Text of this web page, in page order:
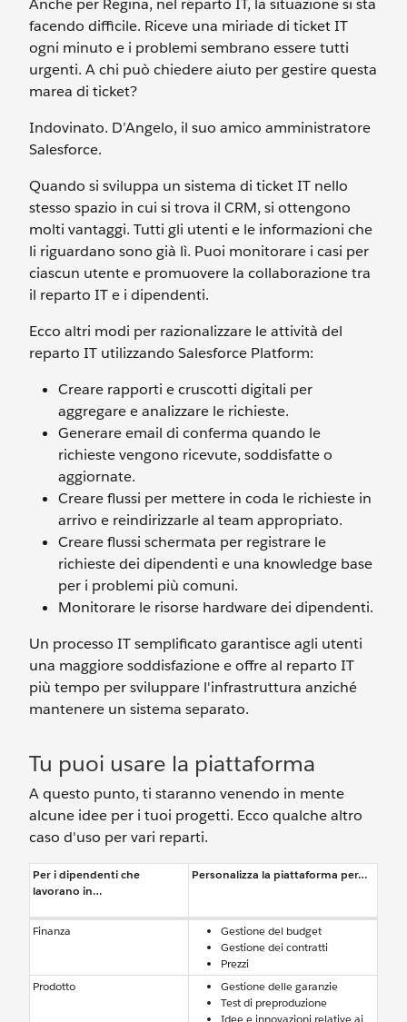
Anche per Regina, nel reparto IT, la situazione si sta
facendo difficile. Riceve una miriade di ticket IT
ogni minuto e i problemi sembrano essere tutti
urgenti. A chi può chiedere aiuto per gestire questa
marea di ticket?
Indovinato. D’Angelo, il suo amico amministratore
Salesforce.
Quando si sviluppa un sistema di ticket IT nello
stesso spazio in cui si trova il CRM, si ottengono
molti vantaggi. Tutti gli utenti e le informazioni che
li riguardano sono già lì. Puoi monitorare i casi per
ciascun utente e promuovere la collaborazione tra
il reparto IT e i dipendenti.
Ecco altri modi per razionalizzare le attività del
reparto IT utilizzando Salesforce Platform:
Creare rapporti e cruscotti digitali per
aggregare e analizzare le richieste.
Generare email di conferma quando le
richieste vengono ricevute, soddisfatte o
aggiornate.
Creare flussi per mettere in coda le richieste in
arrivo e reindirizzarle al team appropriato.
Creare flussi schermata per registrare le
richieste dei dipendenti e una knowledge base
per i problemi più comuni.
Monitorare le risorse hardware dei dipendenti.
Un processo IT semplificato garantisce agli utenti
una maggiore soddisfazione e offre al reparto IT
più tempo per sviluppare l'infrastruttura anziché
mantenere un sistema separato.
Tu puoi usare la piattaforma
A questo punto, ti staranno venendo in mente
alcune idee per i tuoi progetti. Ecco qualche altro
caso d'uso per vari reparti.
Per i dipendenti che
lavorano in…
Personalizza la piattaforma per…
Finanza
Gestione del budget
Gestione dei contratti
Prezzi
Prodotto
Gestione delle garanzie
Test di preproduzione
Idee e innovazioni relative ai